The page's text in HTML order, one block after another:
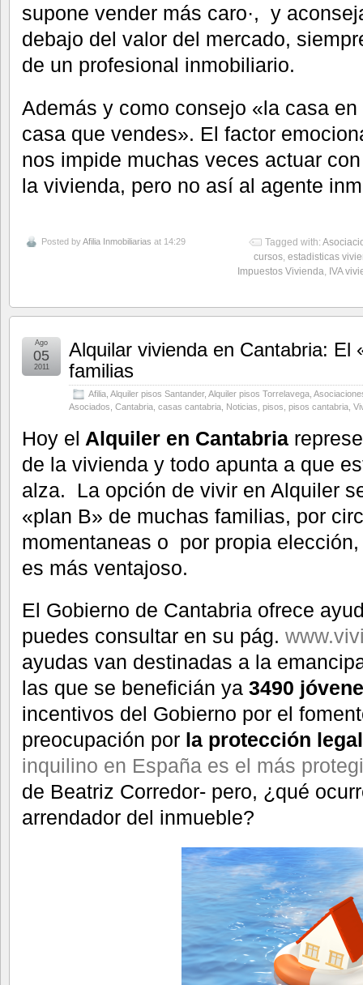
supone vender más caro·, y
debajo del valor del mercado,
de un profesional inmobiliario.
Además y como consejo «la casa
casa que vendes». El factor
nos impide muchas veces actuar
la vivienda, pero no así al agente
Posted byAfilia Inmobiliarias at 14:29 Tagged with:
cursos estadisticas
Impuestos Vivienda IVA
Alquilar vivienda en Cantabria: El
familias
Afilia Alquiler pisos Santander, Alquiler pisos Torrelavega
Asociados Cantabria casas cantabria Noticias pisos pisos cantabria
Ago
05
2011
Hoy el Alquiler en Cantabria
de la vivienda y todo apunta a que
alza. La opción de vivir en Alquiler
«plan B» de muchas familias, por
momentaneas o por propia
es más ventajoso.
El Gobierno de Cantabria ofrece
puedes consultar en su pág.
ayudas van destinadas a la
las que se beneficián ya 3490
incentivos del Gobierno por el
preocupación por la protección
inquilino en España es el más
de Beatriz Corredor- pero, ¿qué
arrendador del inmueble?